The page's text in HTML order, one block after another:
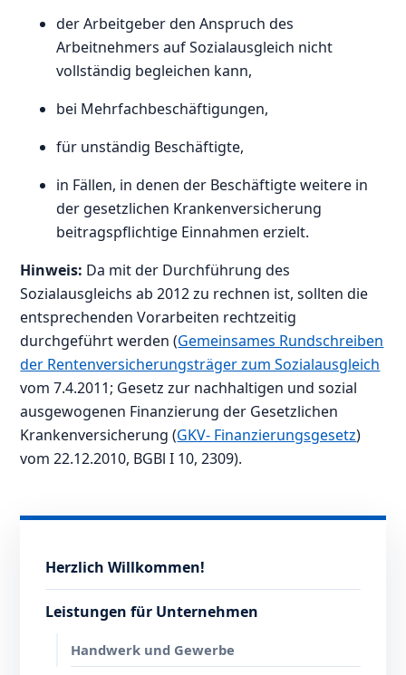
der Arbeitgeber den Anspruch des
Arbeitnehmers auf Sozialausgleich nicht
vollständig begleichen kann,
bei Mehrfachbeschäftigungen,
für unständig Beschäftigte,
in Fällen, in denen der Beschäftigte weitere in
der gesetzlichen Krankenversicherung
beitragspflichtige Einnahmen erzielt.
Hinweis: Da mit der Durchführung des
Sozialausgleichs ab 2012 zu rechnen ist, sollten die
entsprechenden Vorarbeiten rechtzeitig
durchgeführt werden (Gemeinsames Rundschreiben
der Rentenversicherungsträger zum Sozialausgleich
vom 7.4.2011; Gesetz zur nachhaltigen und sozial
ausgewogenen Finanzierung der Gesetzlichen
Krankenversicherung (GKV- Finanzierungsgesetz)
vom 22.12.2010, BGBl I 10, 2309).
Herzlich Willkommen!
Leistungen für Unternehmen
Handwerk und Gewerbe